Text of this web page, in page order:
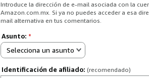
Introduce la dirección de e-mail asociada con la
Amazon.com.mx. Si ya no puedes acceder a esa
mail alternativa en tus comentarios.
Asunto: *
Selecciona un asunto
Identificación de afiliado: (recomendado)